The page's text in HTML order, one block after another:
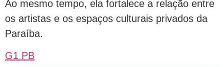
Ao mesmo tempo, ela fortalece a relação entre
os artistas e os espaços culturais privados da
Paraíba.
G1 PB